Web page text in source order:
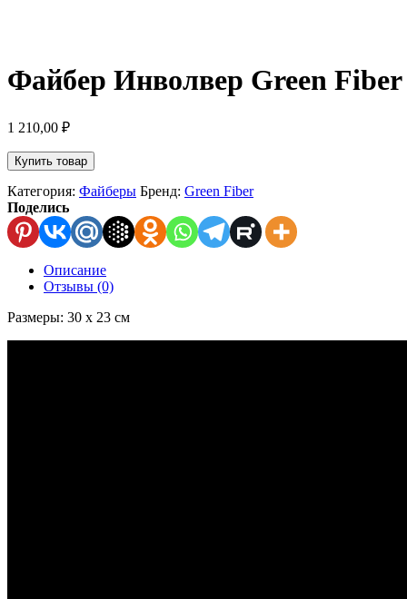
Файбер Инволвер Green
1 210,00 ₽
Купить товар
Категория: Файберы Бренд: Green Fiber
Поделись
Описание
Отзывы (0)
Размеры: 30 х 23 см